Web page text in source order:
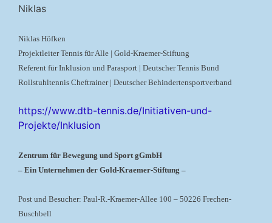
Niklas
Niklas Höfken
Projektleiter Tennis für Alle | Gold-Kraemer-Stiftung
Referent für Inklusion und Parasport | Deutscher Tennis Bund
Rollstuhltennis Cheftrainer | Deutscher Behindertensportverband
https://www.dtb-tennis.de/Initiativen-und-
Projekte/Inklusion
Zentrum für Bewegung und Sport gGmbH
– Ein Unternehmen der Gold-Kraemer-Stiftung –
Post und Besucher: Paul-R.-Kraemer-Allee 100 – 50226 Frechen-
Buschbell